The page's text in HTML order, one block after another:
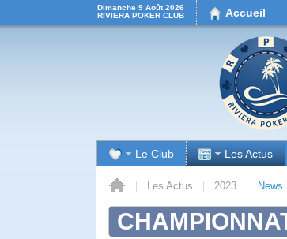
Dimanche 9 Août 2026
RIVIERA POKER CLUB
Accueil
Le Club Les Actus
Les Actus 2023 News